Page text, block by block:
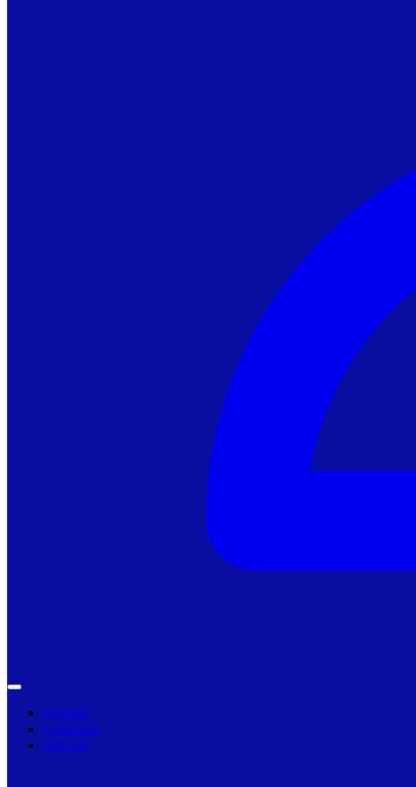
Primarii
Companii
Articole